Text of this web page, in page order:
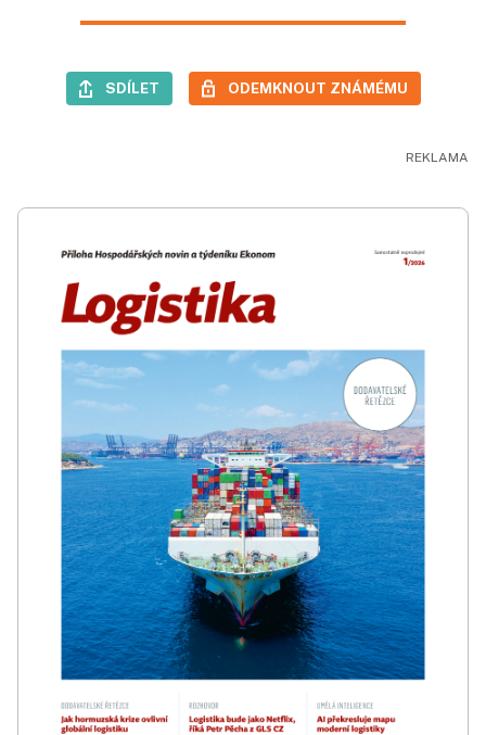
SDÍLET ODEMKNOUT ZNÁMÉMU